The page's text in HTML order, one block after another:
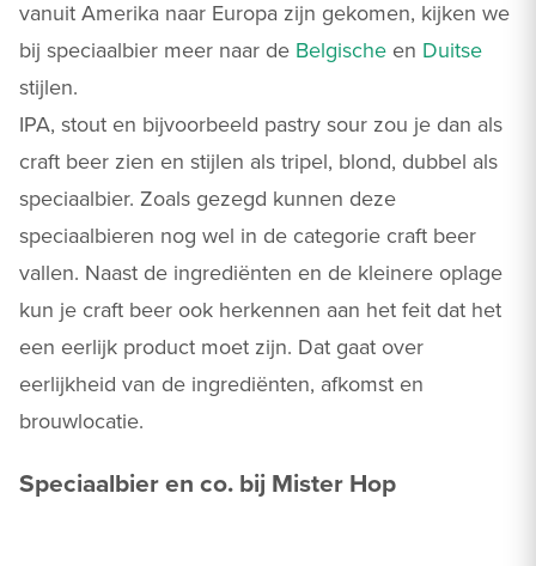
vanuit Amerika naar Europa zijn gekomen, kijken we
bij speciaalbier meer naar de Belgische en Duitse
stijlen.
IPA, stout en bijvoorbeeld pastry sour zou je dan als
craft beer zien en stijlen als tripel, blond, dubbel als
speciaalbier. Zoals gezegd kunnen deze
speciaalbieren nog wel in de categorie craft beer
vallen. Naast de ingrediënten en de kleinere oplage
kun je craft beer ook herkennen aan het feit dat het
een eerlijk product moet zijn. Dat gaat over
eerlijkheid van de ingrediënten, afkomst en
brouwlocatie.
Speciaalbier en co. bij Mister Hop